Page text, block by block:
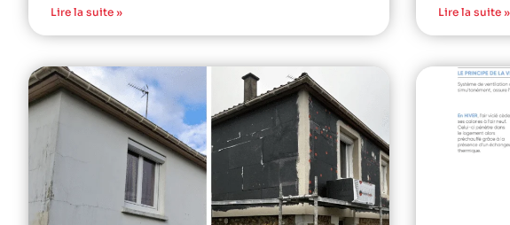
Lire la suite » Lire la suite »